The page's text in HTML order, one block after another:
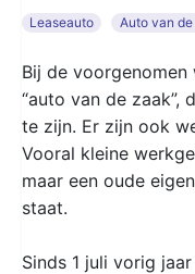
Leaseauto Auto van
Bij de
“auto van de zaak”,
te zijn. Er zijn ook
Vooral kleine
maar een oude
staat.
Sinds 1 juli vorig